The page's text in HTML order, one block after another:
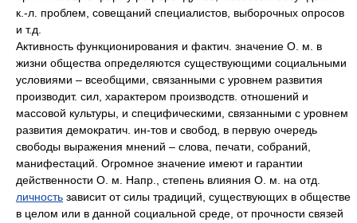
к.-л. проблем, совещаний специалистов, выборочных опросов
и т.д.
Активность функционирования и фактич. значение О. м. в
жизни общества определяются существующими социальными
условиями – всеобщими, связанными с уровнем развития
производит. сил, характером производств. отношений и
массовой культуры, и специфическими, связанными с уровнем
развития демократич. ин-тов и свобод, в первую очередь
свободы выражения мнений – слова, печати, собраний,
манифестаций. Огромное значение имеют и гарантии
действенности О. м. Напр., степень влияния О. м. на отд.
личность зависит от силы традиций, существующих в обществе
в целом или в данной социальной среде, от прочности связей